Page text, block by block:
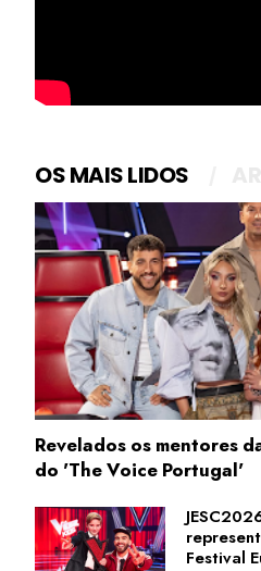
OS MAIS LIDOS
Revelados os mentores
do 'The Voice Portugal'
Festival